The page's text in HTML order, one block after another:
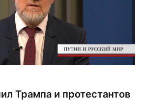
Трампа и протестантов